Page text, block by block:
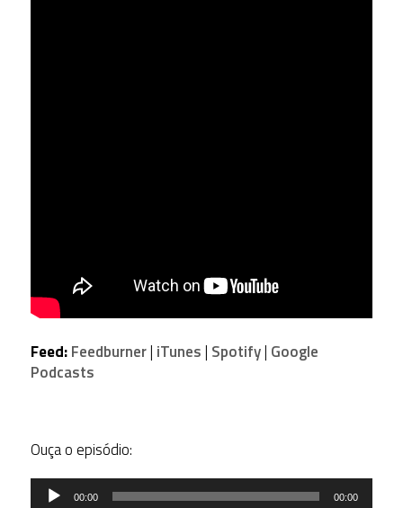
Feed:Feedburner| iTunes| Spotify| Google
Podcasts
Ouça o episódio:
Tocador
00:00 00:00